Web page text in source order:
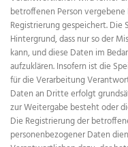
betroffenen Person
Registrierung gespeichert.
Hintergrund, dass nur so der
kann, und diese Daten im
aufzuklären. Insofern ist die
für die Verarbeitung
Daten an Dritte erfolgt
zur Weitergabe besteht oder
Die Registrierung der
personenbezogener Daten